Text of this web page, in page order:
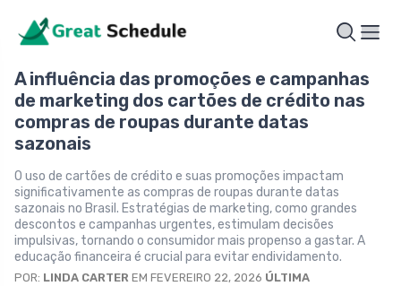
A influência das promoções e campanhas
de marketing dos cartões de crédito nas
compras de roupas durante datas
sazonais
O uso de cartões de crédito e suas promoções impactam
significativamente as compras de roupas durante datas
sazonais no Brasil. Estratégias de marketing, como grandes
descontos e campanhas urgentes, estimulam decisões
impulsivas, tornando o consumidor mais propenso a gastar. A
educação financeira é crucial para evitar endividamento.
POR: LINDA CARTER EM FEVEREIRO 22, 2026 ÚLTIMA